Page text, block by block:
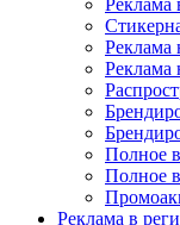
Реклама
Реклама
Реклама
Полное
Полное
Реклама в